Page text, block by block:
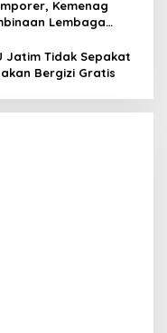
Kemenag
Lembaga
Jatim Tidak Sepakat
Bergizi Gratis
Tegaskan